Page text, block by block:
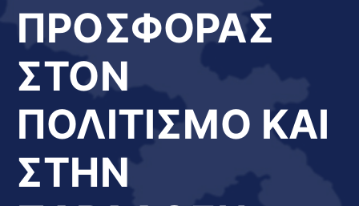
Μας
ΠΡΟΣΦΟΡΑΣ
ΣΤΟΝ
ΠΟΛΙΤΙΣΜΟ ΚΑΙ
ΣΤΗΝ